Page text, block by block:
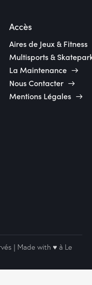
Accès
Aires de Jeux & Fitness
Multisports &
La Maintenance
Nous Contacter
Mentions Légales
| Made with ♥️ à Le